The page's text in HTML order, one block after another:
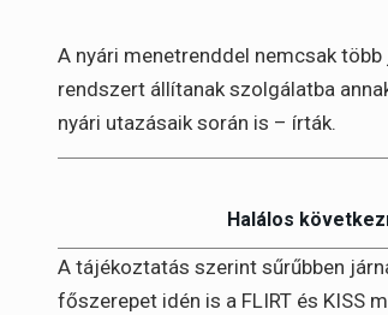
A nyári menetrenddel nemcsak
rendszert állítanak szolgálatba
nyári utazásaik során is – írták.
Halálos
A tájékoztatás szerint sűrűbben
főszerepet idén is a FLIRT és KISS